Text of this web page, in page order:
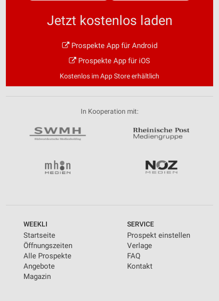
Jetzt kostenlos laden
Prospekte App für Android
Prospekte App für iOS
Kostenlos im App Store erhältlich
In Kooperation mit:
WEEKLI
Startseite
Öffnungszeiten
Alle Prospekte
Angebote
Magazin
SERVICE
Prospekt einstellen
Verlage
FAQ
Kontakt